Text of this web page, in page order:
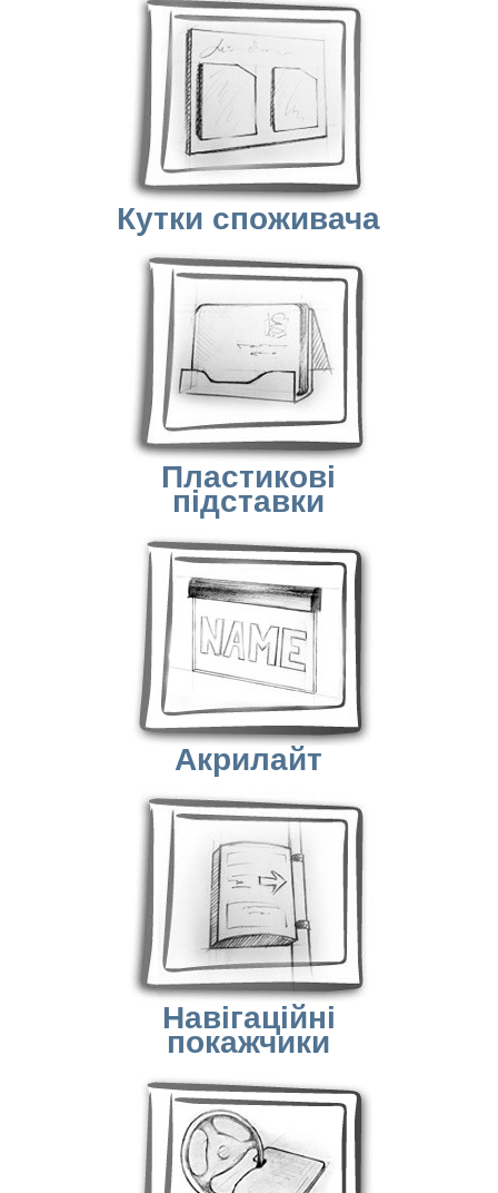
Кутки споживача
Пластикові
підставки
Акрилайт
Навігаційні
покажчики